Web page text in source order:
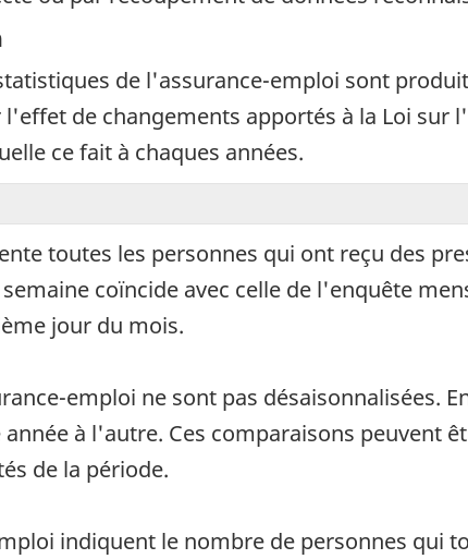
de l'assurance-emploi sont
de changements apportés à la Loi sur
ce fait à chaques années.
toutes les personnes qui ont reçu des
coïncide avec celle de l'enquête
jour du mois.
emploi ne sont pas désaisonnalisées.
à l'autre. Ces comparaisons peuvent
de la période.
indiquent le nombre de personnes qui